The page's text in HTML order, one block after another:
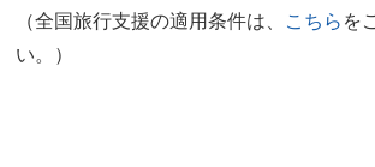
（全国旅行支援の適用条件は、 こちら を
い。）